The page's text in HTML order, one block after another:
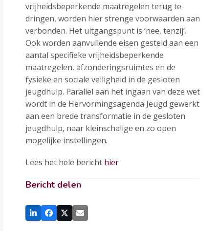
vrijheidsbeperkende maatregelen terug te
dringen, worden hier strenge voorwaarden aan
verbonden. Het uitgangspunt is ‘nee, tenzij’.
Ook worden aanvullende eisen gesteld aan een
aantal specifieke vrijheidsbeperkende
maatregelen, afzonderingsruimtes en de
fysieke en sociale veiligheid in de gesloten
jeugdhulp. Parallel aan het ingaan van deze wet
wordt in de Hervormingsagenda Jeugd gewerkt
aan een brede transformatie in de gesloten
jeugdhulp, naar kleinschalige en zo open
mogelijke instellingen.
Lees het hele bericht hier
Bericht delen